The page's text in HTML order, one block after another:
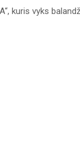
kuris vyks